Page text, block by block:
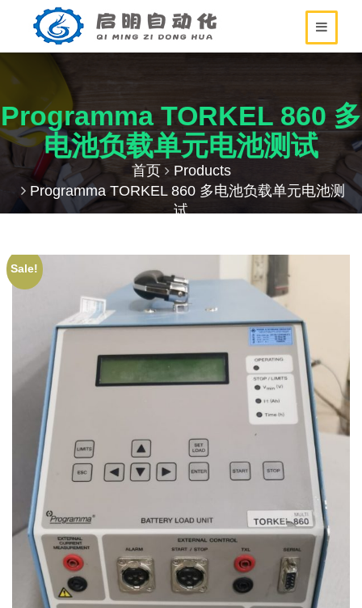
Programma TORKEL 860 多
电池负载单元电池测试
首页
Products
Programma TORKEL 860 多电池负载单元电池测
试
Sale!